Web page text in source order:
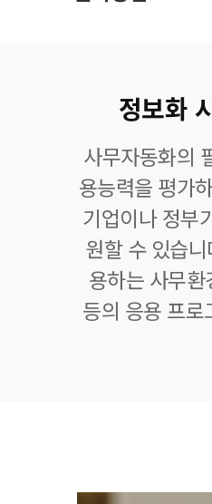
정보화
사무자동화의
용능력을 평가
기업이나 정부
원할 수 있습
용하는 사무
등의 응용 프